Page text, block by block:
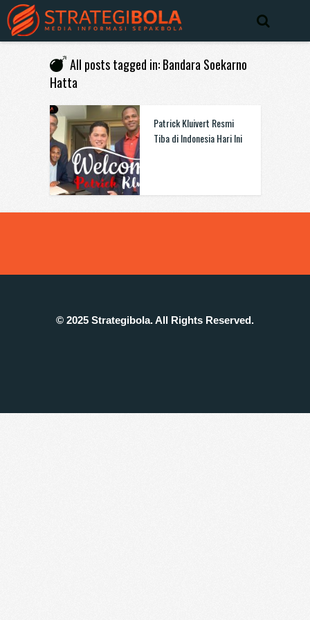
All posts tagged in: Bandara Soekarno
Hatta
Patrick Kluivert Resmi
Tiba di Indonesia Hari Ini
© 2025 Strategibola. All Rights Reserved.